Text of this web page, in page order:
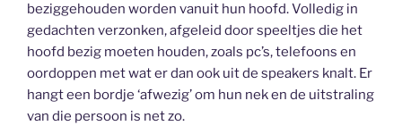
beziggehouden worden vanuit hun hoofd. Volledig in
gedachten verzonken, afgeleid door speeltjes die het
hoofd bezig moeten houden, zoals pc’s, telefoons en
oordoppen met wat er dan ook uit de speakers knalt. Er
hangt een bordje ‘afwezig’ om hun nek en de uitstraling
van die persoon is net zo.